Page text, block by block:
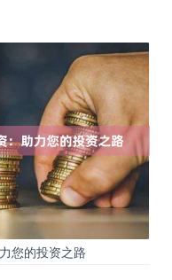
您的投资之路